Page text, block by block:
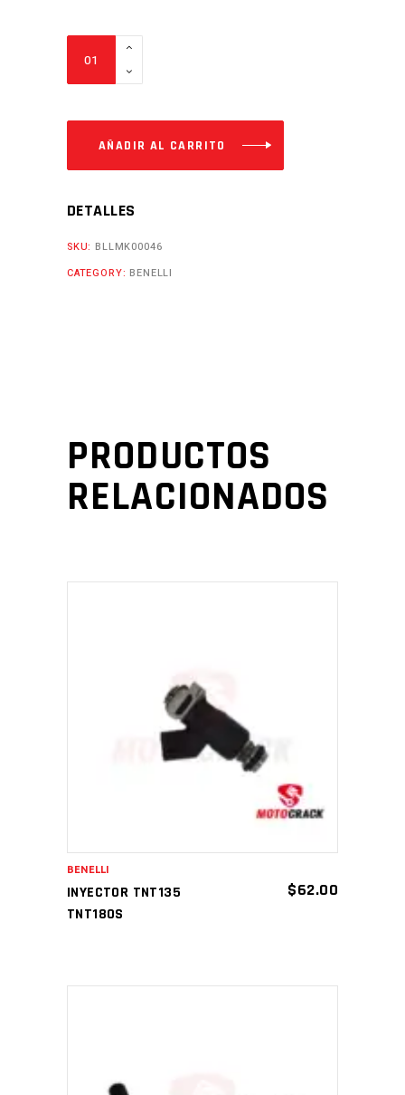
TNT135
TNT180S
TNT25
Cantidad
AÑADIR AL CARRITO
DETALLES
SKU: BLLMK00046
CATEGORY: BENELLI
PRODUCTOS
RELACIONADOS
AÑADIR AL CARRITO
INYECTOR TNT135
TNT180S
$62.00
BENELLI